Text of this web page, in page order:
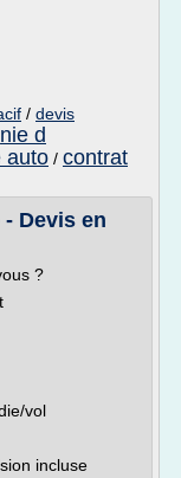
/ devis
d
auto / contrat
Devis en
?
vol
incluse